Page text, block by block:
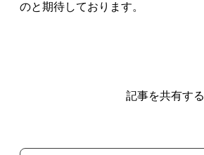
のと期待しております。
記事を共有する